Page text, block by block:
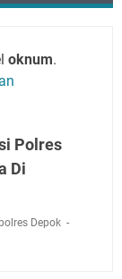
oknum.
Polres
Di
Depok